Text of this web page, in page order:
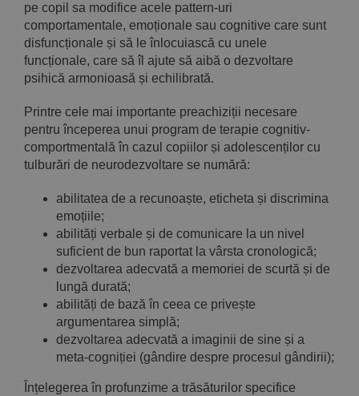
pe copil sa modifice acele pattern-uri
comportamentale, emoționale sau cognitive care sunt
disfuncționale și să le înlocuiască cu unele
funcționale, care să îl ajute să aibă o dezvoltare
psihică armonioasă și echilibrată.
Printre cele mai importante preachiziții necesare
pentru începerea unui program de terapie cognitiv-
comportmentală în cazul copiilor și adolescenților cu
tulburări de neurodezvoltare se numără:
abilitatea de a recunoaște, eticheta și discrimina
emoțiile;
abilități verbale și de comunicare la un nivel
suficient de bun raportat la vârsta cronologică;
dezvoltarea adecvată a memoriei de scurtă și de
lungă durată;
abilități de bază în ceea ce privește
argumentarea simplă;
dezvoltarea adecvată a imaginii de sine și a
meta-cogniției (gândire despre procesul gândirii);
Înțelegerea în profunzime a trăsăturilor specifice